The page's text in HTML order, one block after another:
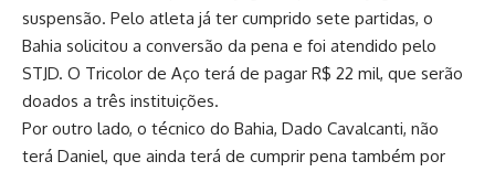
suspensão. Pelo atleta já ter cumprido sete partidas, o
Bahia solicitou a conversão da pena e foi atendido pelo
STJD. O Tricolor de Aço terá de pagar R$ 22 mil, que serão
doados a três instituições.
Por outro lado, o técnico do Bahia, Dado Cavalcanti, não
terá Daniel, que ainda terá de cumprir pena também por